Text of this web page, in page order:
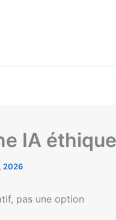
IA
2026
pas une option